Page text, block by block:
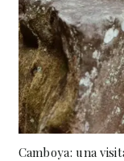
Camboya: una